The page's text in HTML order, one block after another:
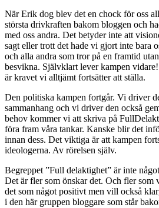
När Erik dog blev det en chock för oss
största drivkraften bakom bloggen och
med oss andra. Det betyder inte att
sagt eller trott det hade vi gjort inte bara
och alla andra som tror på en framtid
besvikna. Självklart lever kampen
är kravet vi alltjämt fortsätter att ställa.
Den politiska kampen fortgår. Vi driver
sammanhang och vi driver den också
behov kommer vi att skriva på
föra fram våra tankar. Kanske blir det
innan dess. Det viktiga är att kampen
ideologerna. Av rörelsen själv.
Begreppet ”Full delaktighet” är inte
Det är fler som önskar det. Och fler som
det som något positivt men vill också
i den här gruppen bloggare som står